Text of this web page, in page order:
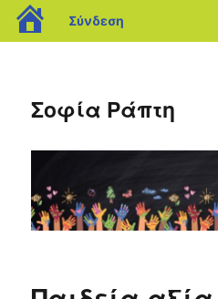
blogs.sch.gr
Σύνδεση
Σοφία Ράπτη